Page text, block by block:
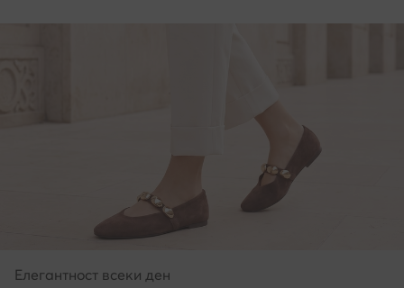
Елегантност всеки ден